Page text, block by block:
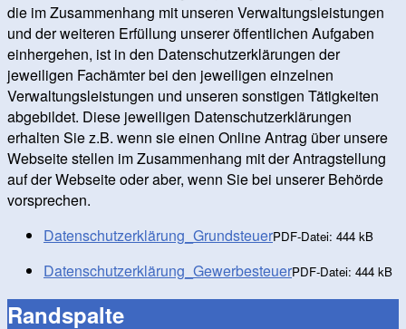
die im Zusammenhang mit unseren Verwaltungsleistungen
und der weiteren Erfüllung unserer öffentlichen Aufgaben
einhergehen, ist in den Datenschutzerklärungen der
jeweiligen Fachämter bei den jeweiligen einzelnen
Verwaltungsleistungen und unseren sonstigen Tätigkeiten
abgebildet. Diese jeweiligen Datenschutzerklärungen
erhalten Sie z.B. wenn sie einen Online Antrag über unsere
Webseite stellen im Zusammenhang mit der Antragstellung
auf der Webseite oder aber, wenn Sie bei unserer Behörde
vorsprechen.
Datenschutzerklärung_GrundsteuerPDF-Datei: 444 kB
Datenschutzerklärung_GewerbesteuerPDF-Datei: 444 kB
Randspalte